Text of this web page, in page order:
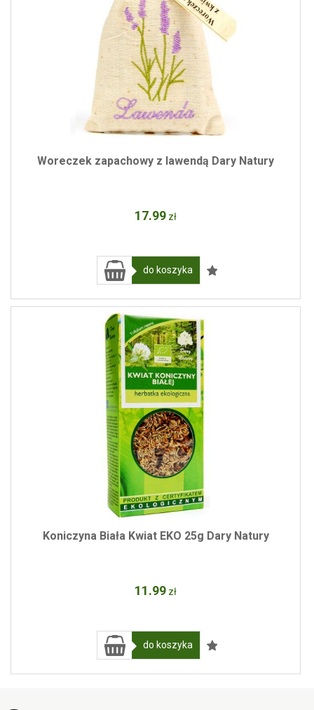
Woreczek zapachowy z lawendą Dary Natury
17.99 zł
do koszyka
Koniczyna Biała Kwiat EKO 25g Dary Natury
11.99 zł
do koszyka